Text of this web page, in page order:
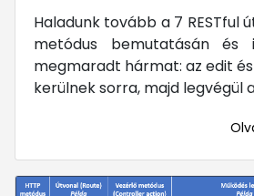
Haladunk tovább a 7 RESTful
metódus bemutatásán
megmaradt hármat: az edit
kerülnek sorra, majd legvégül
...